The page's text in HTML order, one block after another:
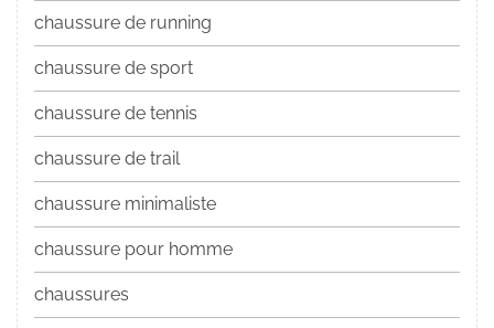
chaussure de running
chaussure de sport
chaussure de tennis
chaussure de trail
chaussure minimaliste
chaussure pour homme
chaussures